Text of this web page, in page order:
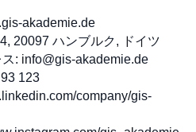
akademie.de
20097 ハンブルク, ドイツ
: info@gis-akademie.de
123
company/gis-